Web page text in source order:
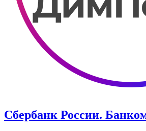
Сбербанк России.